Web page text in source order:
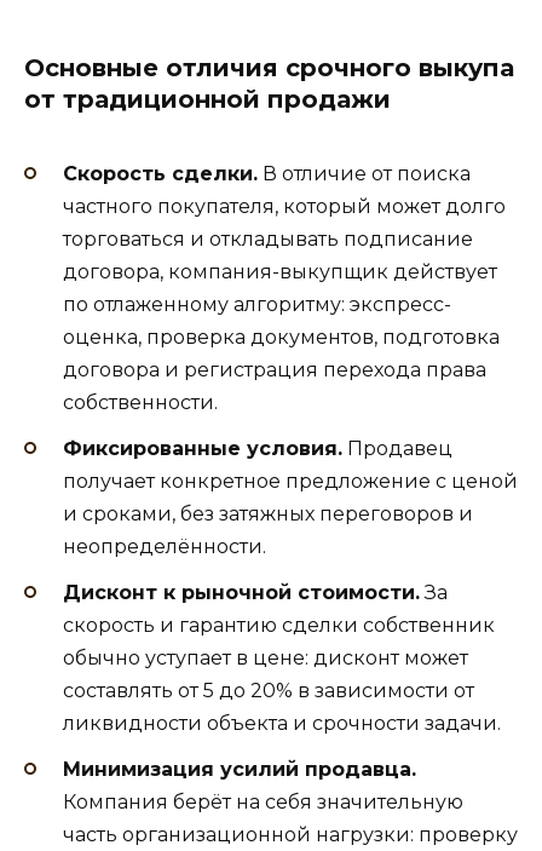
Основные отличия срочного выкупа
от традиционной продажи
Скорость сделки. В отличие от поиска
частного покупателя, который может долго
торговаться и откладывать подписание
договора, компания-выкупщик действует
по отлаженному алгоритму: экспресс-
оценка, проверка документов, подготовка
договора и регистрация перехода права
собственности.
Фиксированные условия. Продавец
получает конкретное предложение с ценой
и сроками, без затяжных переговоров и
неопределённости.
Дисконт к рыночной стоимости.За
скорость и гарантию сделки собственник
обычно уступает в цене: дисконт может
составлять от 5 до 20% в зависимости от
ликвидности объекта и срочности задачи.
Минимизация усилий продавца.
Компания берёт на себя значительную
часть организационной нагрузки: проверку